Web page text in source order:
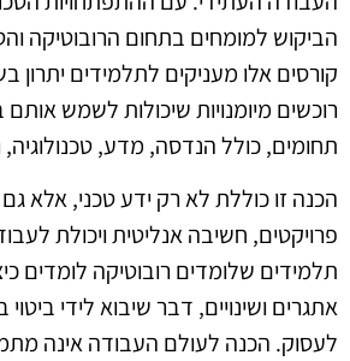
הביקוש למומחים בתחום הרובוטיקה
קורסים אלו מעניקים לתלמידים
רוכשים מיומנויות שיכולות לשמש
תחומים, כולל הנדסה, מדע, טכנולוגיה,
הכנה זו כוללת לא רק ידע טכני, אלא גם
פרויקטים, חשיבה אנליטית ויכולת
תלמידים שלומדים רובוטיקה לומדים
אתגרים ושינויים, דבר שיבוא לידי
לעסוק. הכנה לעולם העבודה אינה